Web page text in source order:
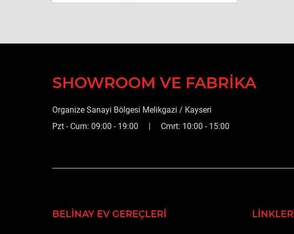
SHOWROOM VE FABRIKA
Organize Sanayi Bölgesi Melikgazi / Kayseri
Pzt - Cum: 09:00 - 19:00 | Cmrt: 10:00 - 15:00
BELINAY EV GEREÇLERI LINKLER